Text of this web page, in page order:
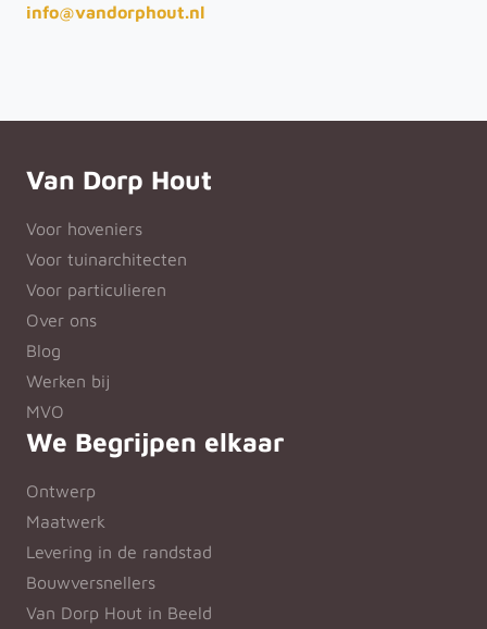
info@vandorphout.nl
Van Dorp Hout
Voor hoveniers
Voor tuinarchitecten
Voor particulieren
Over ons
Blog
Werken bij
MVO
We Begrijpen elkaar
Ontwerp
Maatwerk
Levering in de randstad
Bouwversnellers
Van Dorp Hout in Beeld